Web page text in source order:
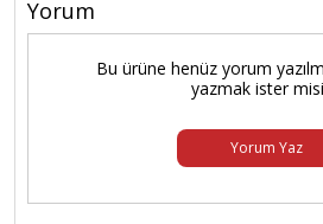
Yorum
Bu ürüne henüz yorum
yazmak ister
Yorum Yaz